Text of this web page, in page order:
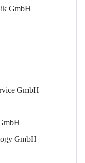
GmbH
GmbH
GmbH